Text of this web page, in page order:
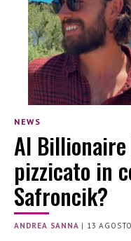
NEWS
Al Billionaire
pizzicato in
Safroncik?
ANDREA SANNA | 13